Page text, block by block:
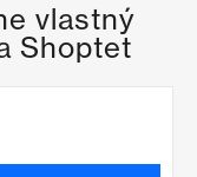
vlastný
Shoptet